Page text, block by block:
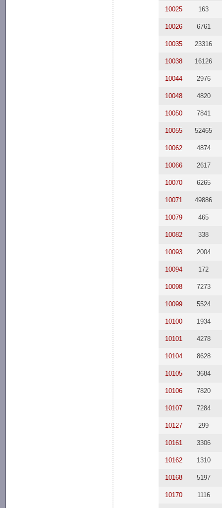
10025 163
10026 6761
10035 23316
10038 16126
10044 2976
10048 4820
10050 7841
10055 52465
10062 4874
10066 2617
10070 6265
10071 49886
10079 465
10082 338
10093 2004
10094 172
10098 7273
10099 5524
10100 1934
10101 4278
10104 8628
10105 3684
10106 7820
10107 7284
10127 299
10161 3306
10162 1310
10168 5197
10170 1116